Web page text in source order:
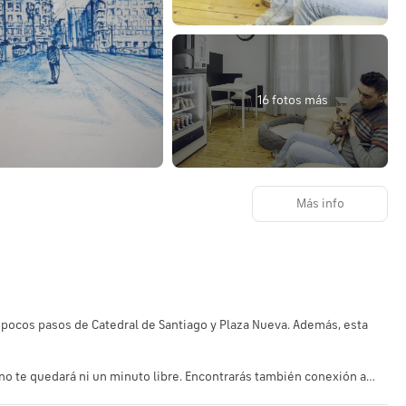
16 fotos más
de Catedral de Santiago y Plaza Nueva. Además, esta
te quedará ni un minuto libre. Encontrarás también conexión a
Más info